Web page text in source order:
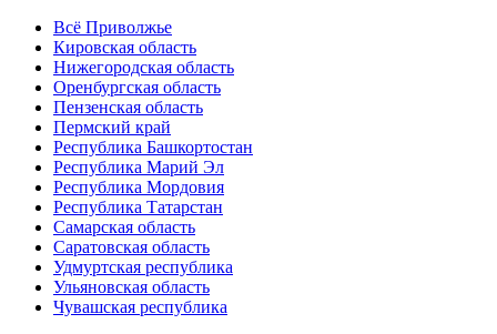
Всё Приволжье
Кировская область
Нижегородская область
Оренбургская область
Пензенская область
Пермский край
Республика Башкортостан
Республика Марий Эл
Республика Мордовия
Республика Татарстан
Самарская область
Саратовская область
Удмуртская республика
Ульяновская область
Чувашская республика